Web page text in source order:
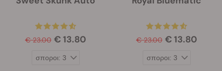
€ 23.00 € 13.80 € 23.00 € 13.80